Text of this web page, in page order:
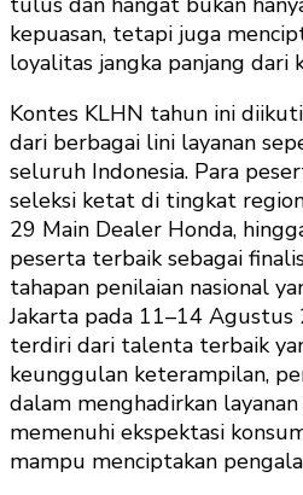
kepuasan, tetapi juga
loyalitas jangka panjang dari
Kontes KLHN tahun ini
dari berbagai lini layanan
seluruh Indonesia. Para
seleksi ketat di tingkat
29 Main Dealer Honda,
peserta terbaik sebagai
tahapan penilaian nasional
Jakarta pada 11–14 Agustus
terdiri dari talenta terbaik
keunggulan keterampilan,
dalam menghadirkan
memenuhi ekspektasi
mampu menciptakan